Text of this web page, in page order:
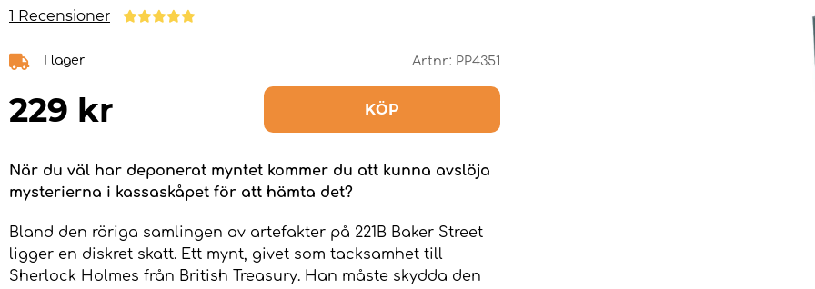
1 Recensioner
I lager Artnr: PP4351
229 kr KÖP
När du väl har deponerat myntet kommer du att kunna avslöja
mysterierna i kassaskåpet för att hämta det?
Bland den röriga samlingen av artefakter på 221B Baker Street
ligger en diskret skatt. Ett mynt, givet som tacksamhet till
Sherlock Holmes från British Treasury. Han måste skydda den